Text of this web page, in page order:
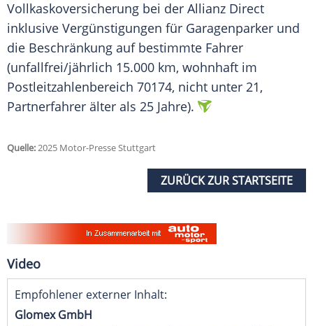
Vollkaskoversicherung bei der Allianz Direct
inklusive Vergünstigungen für Garagenparker und
die Beschränkung auf bestimmte Fahrer
(unfallfrei/jährlich 15.000 km, wohnhaft im
Postleitzahlenbereich 70174, nicht unter 21,
Partnerfahrer älter als 25 Jahre).
Quelle:2025 Motor-Presse Stuttgart
ZURÜCK ZUR STARTSEITE
Video
Empfohlener externer Inhalt:
Glomex GmbH